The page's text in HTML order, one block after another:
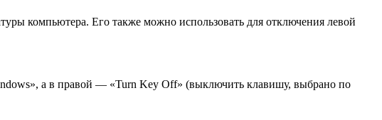
компьютера. Его также можно использовать для отключения левой
а в правой — «Turn Key Off» (выключить клавишу, выбрано по